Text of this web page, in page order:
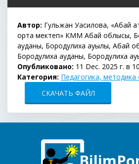
Автор: Гульжан Уасилова, «Абай
орта мектеп» КММ Абай облысы,
ауданы, Бородулиха ауылы, Абай
Бородулиха ауданы, Бородулиха
Опубликовано: 11 Dec. 2025 г. в
Категория: Педагогика, методика
СКАЧАТЬ ФАЙЛ